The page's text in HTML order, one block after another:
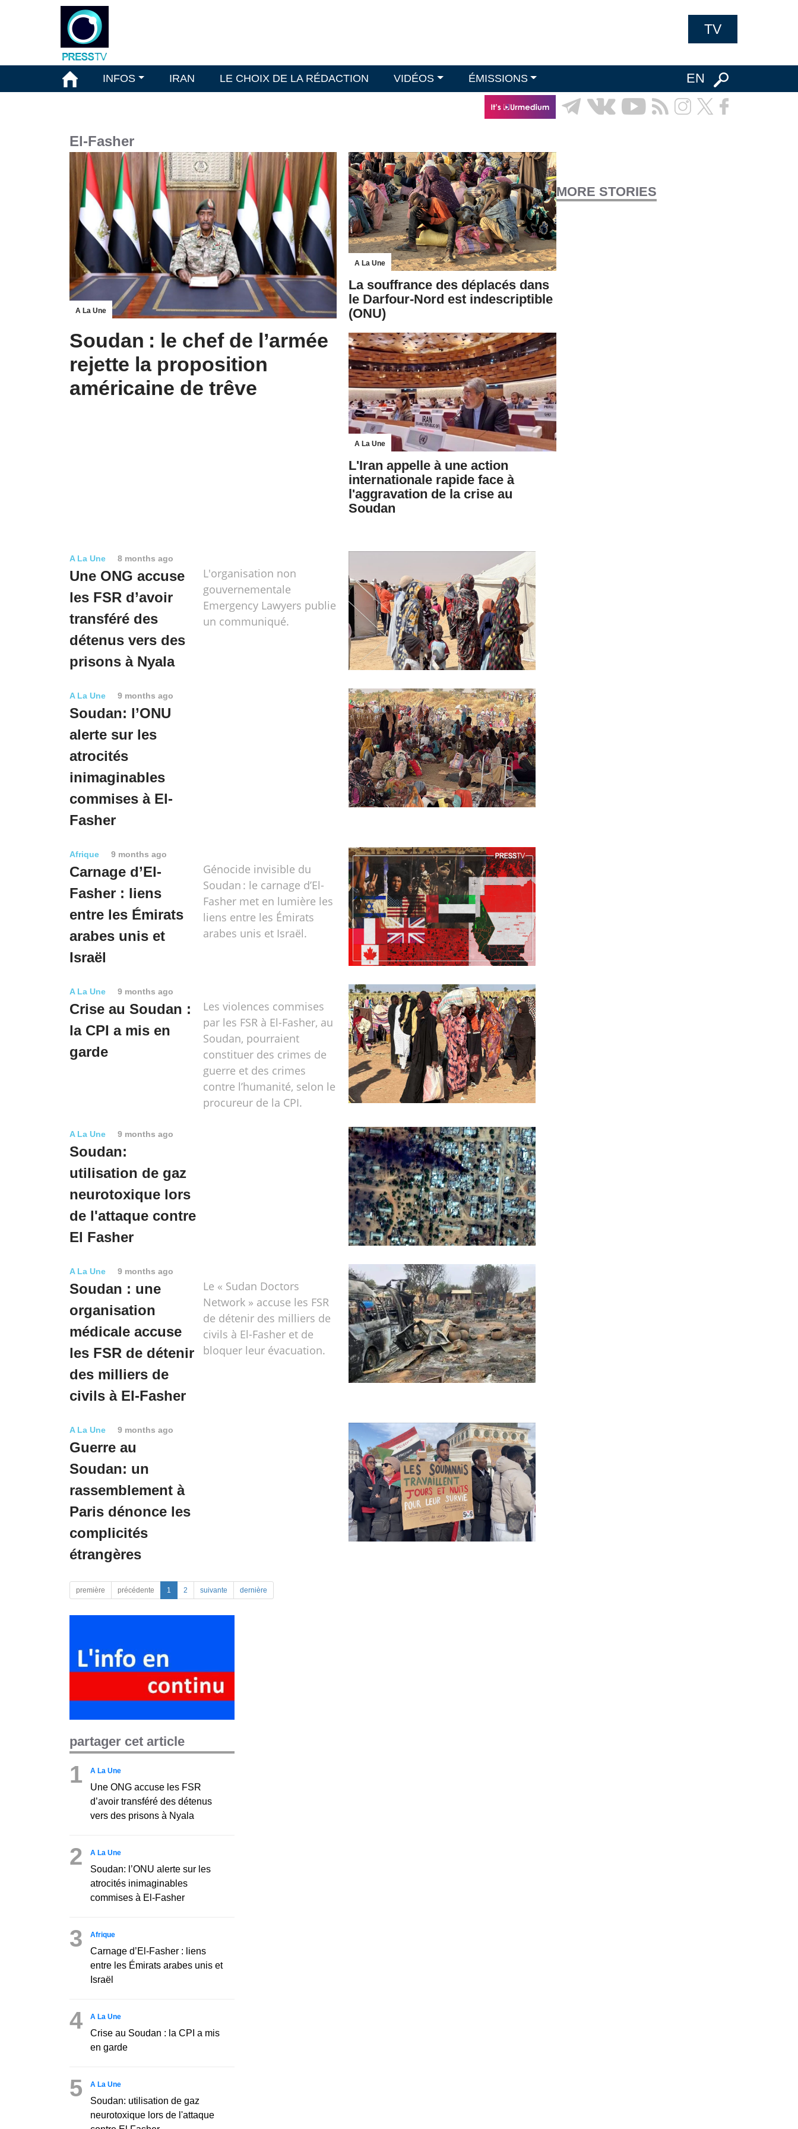
TV
INFOS IRAN LE CHOIX DE LA RÉDACTION VIDÉOS ÉMISSIONS EN
El-Fasher
A La Une
Soudan : le chef de l’armée
rejette la proposition
américaine de trêve
A La Une
La souffrance des déplacés dans
le Darfour-Nord est indescriptible
(ONU)
A La Une
L'Iran appelle à une action
internationale rapide face à
l'aggravation de la crise au
Soudan
MORE STORIES
A La Une 8 months ago
Une ONG accuse
les FSR d’avoir
transféré des
détenus vers des
prisons à Nyala
L'organisation non
gouvernementale
Emergency Lawyers publie
un communiqué.
A La Une 9 months ago
Soudan: l’ONU
alerte sur les
atrocités
inimaginables
commises à El-
Fasher
Afrique 9 months ago
Carnage d’El-
Fasher : liens
entre les Émirats
arabes unis et
Israël
Génocide invisible du
Soudan : le carnage d’El-
Fasher met en lumière les
liens entre les Émirats
arabes unis et Israël.
A La Une 9 months ago
Crise au Soudan :
la CPI a mis en
garde
Les violences commises
par les FSR à El-Fasher, au
Soudan, pourraient
constituer des crimes de
guerre et des crimes
contre l’humanité, selon le
procureur de la CPI.
A La Une 9 months ago
Soudan:
utilisation de gaz
neurotoxique lors
de l'attaque contre
El Fasher
A La Une 9 months ago
Soudan : une
organisation
médicale accuse
les FSR de détenir
des milliers de
civils à El-Fasher
Le « Sudan Doctors
Network » accuse les FSR
de détenir des milliers de
civils à El-Fasher et de
bloquer leur évacuation.
A La Une 9 months ago
Guerre au
Soudan: un
rassemblement à
Paris dénonce les
complicités
étrangères
première précédente 1 2 suivante dernière
partager cet article
1 A La Une
Une ONG accuse les FSR
d’avoir transféré des détenus
vers des prisons à Nyala
2 A La Une
Soudan: l’ONU alerte sur les
atrocités inimaginables
commises à El-Fasher
3 Afrique
Carnage d’El-Fasher : liens
entre les Émirats arabes unis et
Israël
4 A La Une
Crise au Soudan : la CPI a mis
en garde
5 A La Une
Soudan: utilisation de gaz
neurotoxique lors de l'attaque